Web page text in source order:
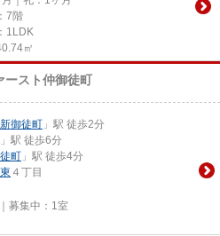
7階
1LDK
㎡
ースト仲御徒町
新御徒町 」駅 徒歩2分
」駅 徒歩6分
町 」駅 徒歩4分
４丁目
募集中： 1室